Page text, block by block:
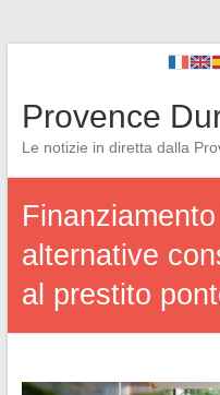
Provence
Le notizie in diretta dalla
alternative
al prestito